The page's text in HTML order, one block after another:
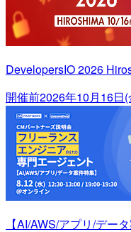
DevelopersIO 2026
開催前2026年10月16日(
【AI/AWS/アプリ/デー